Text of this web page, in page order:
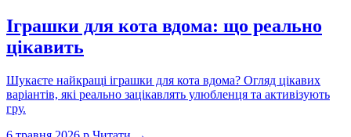
Іграшки для кота вдома: що реально
цікавить
Шукаєте найкращі іграшки для кота вдома? Огляд цікавих
варіантів, які реально зацікавлять улюбленця та активізують
гру.